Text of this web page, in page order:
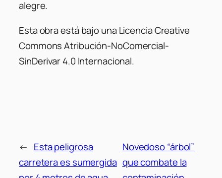
alegre.
Esta obra está bajo una Licencia Creative
Commons Atribución-NoComercial-
SinDerivar 4.0 Internacional.
← Esta peligrosa
carretera es sumergida
Novedoso “árbol”
que combate la